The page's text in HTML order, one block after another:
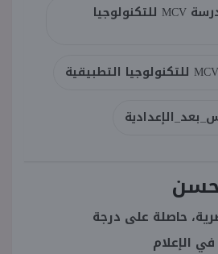
شروط التقديم لمدرسة MCV للتكنولوجيا
حاصلة على درجة
الإعلام